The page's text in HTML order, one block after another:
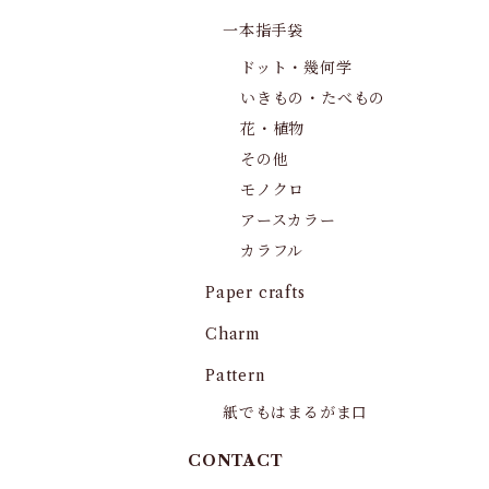
一本指手袋
ドット・幾何学
いきもの・たべもの
花・植物
その他
モノクロ
アースカラー
カラフル
Paper crafts
Charm
Pattern
紙でもはまるがま口
CONTACT